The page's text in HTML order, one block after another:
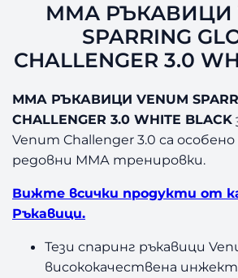
ММА РЪКАВИЦИ
SPARRING
CHALLENGER 3.0
ММА РЪКАВИЦИ VENUM
CHALLENGER 3.0 WHITE BLACK
Venum Challenger 3.0 са
редовни ММА тренировки.
Вижте всички продукти от
Ръкавици.
Тези спаринг ръкавици
висококачествена